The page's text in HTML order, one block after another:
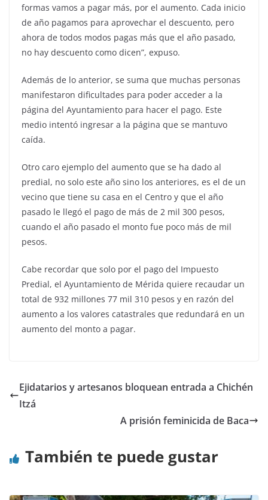
formas vamos a pagar más, por el aumento. Cada inicio
de año pagamos para aprovechar el descuento, pero
ahora de todos modos pagas más que el año pasado,
no hay descuento como dicen”, expuso.
Además de lo anterior, se suma que muchas personas
manifestaron dificultades para poder acceder a la
página del Ayuntamiento para hacer el pago. Este
medio intentó ingresar a la página que se mantuvo
caída.
Otro caro ejemplo del aumento que se ha dado al
predial, no solo este año sino los anteriores, es el de un
vecino que tiene su casa en el Centro y que el año
pasado le llegó el pago de más de 2 mil 300 pesos,
cuando el año pasado el monto fue poco más de mil
pesos.
Cabe recordar que solo por el pago del Impuesto
Predial, el Ayuntamiento de Mérida quiere recaudar un
total de 932 millones 77 mil 310 pesos y en razón del
aumento a los valores catastrales que redundará en un
aumento del monto a pagar.
Ejidatarios y artesanos bloquean entrada a Chichén
Itzá
A prisión feminicida de Baca
También te puede gustar